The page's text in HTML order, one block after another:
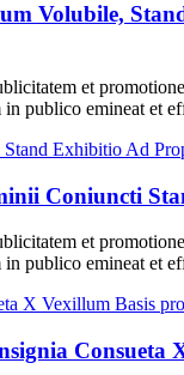
Volubile,
et
publico emineat et
Coniuncti
et
publico emineat et
Consueta